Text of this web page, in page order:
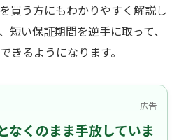
買う方にもわかりやすく解説し
短い保証期間を逆手に取って、
きるようになります。
広告
なくのまま手放していま